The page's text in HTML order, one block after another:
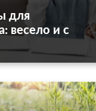
для
весело и с